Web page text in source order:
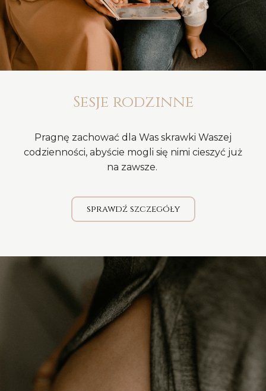
Sesje rodzinne
Pragnę zachować dla Was skrawki Waszej
codzienności, abyście mogli się nimi cieszyć już
na zawsze.
sprawdź szczegóły